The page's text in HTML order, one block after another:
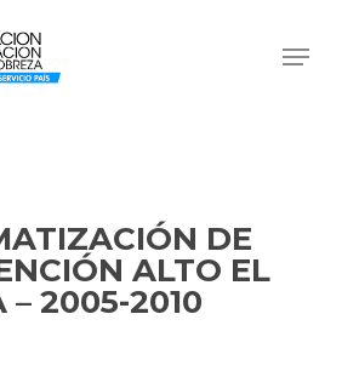
DE
ALTO EL
– 2005-2010